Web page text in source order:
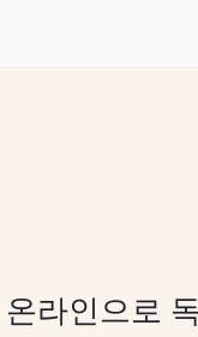
라인으로